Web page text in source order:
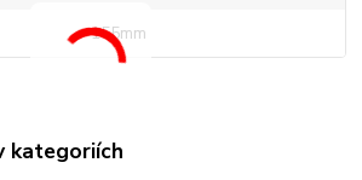
155mm
kategoriích